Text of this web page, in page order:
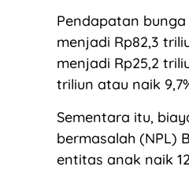
Pendapatan bunga
menjadi Rp82,3
menjadi Rp25,2
triliun atau naik
Sementara itu,
bermasalah (NPL)
entitas anak naik